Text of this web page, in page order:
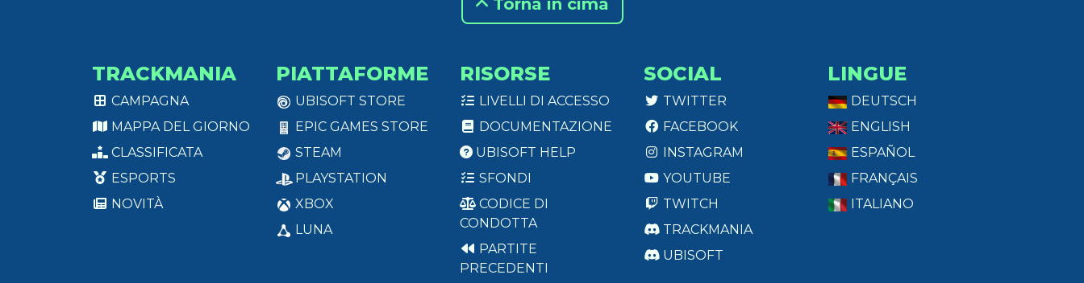
Torna in cima
TRACKMANIA
CAMPAGNA
MAPPA DEL GIORNO
CLASSIFICATA
ESPORTS
NOVITÀ
PIATTAFORME
UBISOFT STORE
EPIC GAMES STORE
STEAM
PLAYSTATION
XBOX
LUNA
RISORSE
LIVELLI DI ACCESSO
DOCUMENTAZIONE
UBISOFT HELP
SFONDI
CODICE DI
CONDOTTA
PARTITE
PRECEDENTI
SOCIAL
TWITTER
FACEBOOK
INSTAGRAM
YOUTUBE
TWITCH
TRACKMANIA
UBISOFT
LINGUE
DEUTSCH
ENGLISH
ESPAÑOL
FRANÇAIS
ITALIANO